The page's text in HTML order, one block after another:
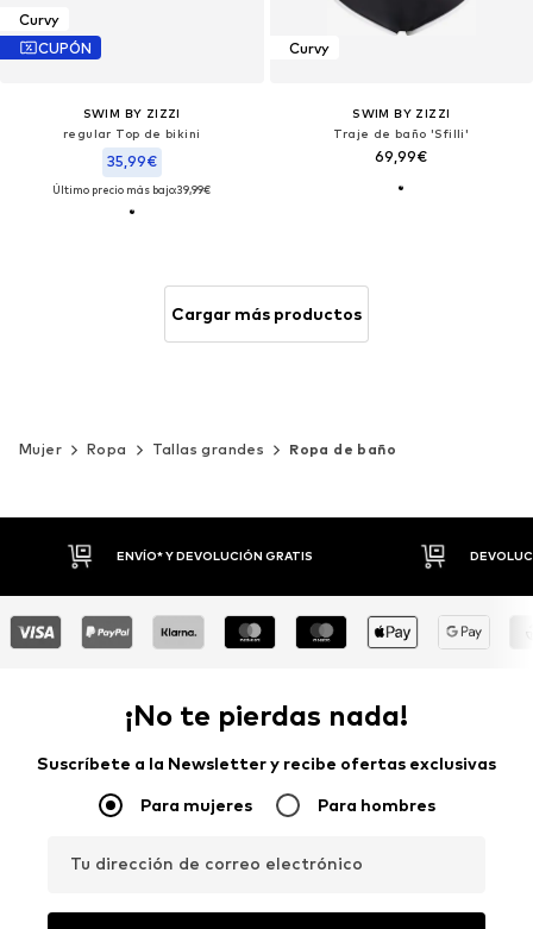
Curvy
CUPÓN
SWIM BY ZIZZI
regular Top de bikini
35,99€
Último precio más bajo:39,99€
Curvy
SWIM BY ZIZZI
Traje de baño 'Sfilli'
69,99€
Cargar más productos
Mujer Ropa Tallas grandes Ropa de baño
DEVOLUCIONES HASTA 30 DÍAS
¡No te pierdas nada!
Suscríbete a la Newsletter y recibe ofertas exclusivas
Para mujeres Para hombres
Tu dirección de correo electrónico